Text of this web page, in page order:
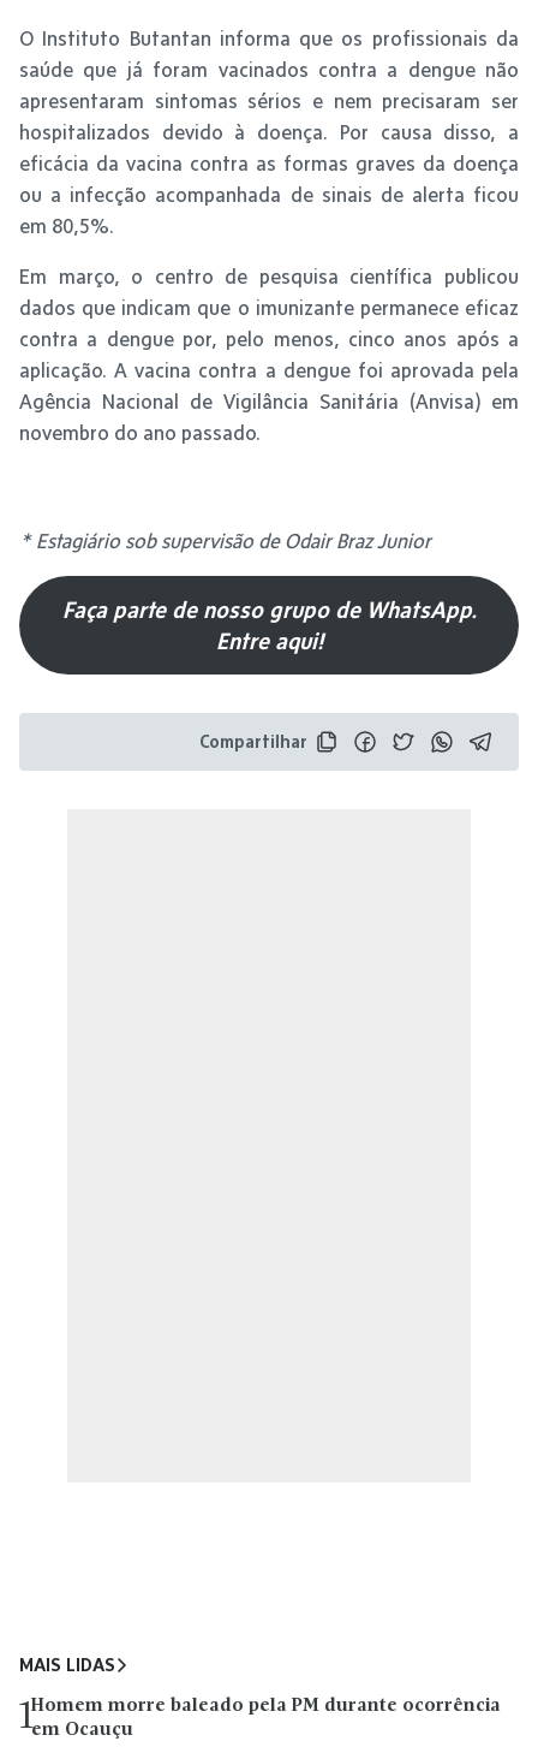
O Instituto Butantan informa que os profissionais da
saúde que já foram vacinados contra a dengue não
apresentaram sintomas sérios e nem precisaram ser
hospitalizados devido à doença. Por causa disso, a
eficácia da vacina contra as formas graves da doença
ou a infecção acompanhada de sinais de alerta ficou
em 80,5%.
Em março, o centro de pesquisa científica publicou
dados que indicam que o imunizante permanece eficaz
contra a dengue por, pelo menos, cinco anos após a
aplicação. A vacina contra a dengue foi aprovada pela
Agência Nacional de Vigilância Sanitária (Anvisa) em
novembro do ano passado.
* Estagiário sob supervisão de Odair Braz Junior
Faça parte de nosso grupo de WhatsApp.
Entre aqui!
Compartilhar
MAIS LIDAS
1Homem morre baleado pela PM durante ocorrência
em Ocauçu